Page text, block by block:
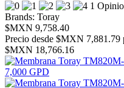
1
Brands: Toray
$MXN 9,758.40
Precio desde $MXN 7,881.79
$MXN 18,766.16